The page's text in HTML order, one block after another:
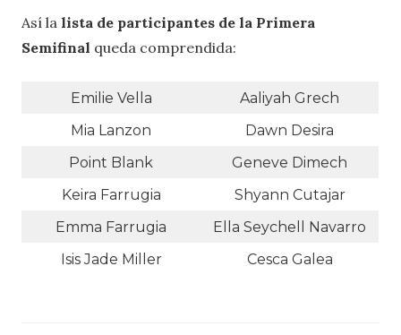
Así la lista de participantes de la Primera
Semifinal queda comprendida:
Emilie Vella
Aaliyah Grech
Mia Lanzon
Dawn Desira
Point Blank
Geneve Dimech
Keira Farrugia
Shyann Cutajar
Emma Farrugia
Ella Seychell Navarro
Isis Jade Miller
Cesca Galea